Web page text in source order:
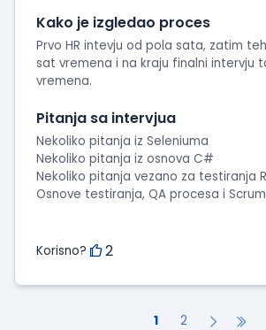
Kako je izgledao proces
Prvo HR intevju od pola sata, zatim
sat vremena i na kraju finalni intervju
vremena.
Pitanja sa intervjua
Nekoliko pitanja iz Seleniuma
Nekoliko pitanja iz osnova C#
Nekoliko pitanja vezano za testiranja
Osnove testiranja, QA procesa i
Korisno? 2
1 2